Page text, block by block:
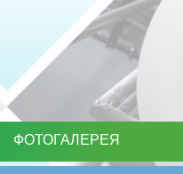
ФОТОГАЛЕРЕЯ